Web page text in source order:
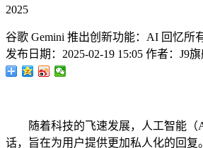
2025
谷歌 Gemini 推出创新功能：AI 回忆所
发布日期： 2025-02-19 15:05 作者： J9
随着科技的飞速发展，人工智能（AI
话，旨在为用户提供更加私人化的回复